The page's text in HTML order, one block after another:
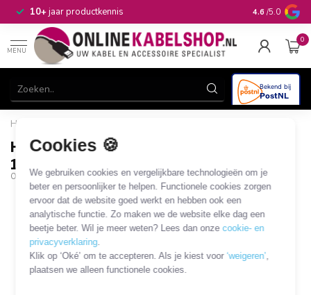
Cookies 🍪
We gebruiken cookies en vergelijkbare technologieën om je
beter en persoonlijker te helpen. Functionele cookies zorgen
ervoor dat de website goed werkt en hebben ook een
analytische functie. Zo maken we de website elke dag een
beetje beter. Wil je meer weten? Lees dan onzecookie- en
privacyverklaring.
Klik op ‘Oké’ om te accepteren. Als je kiest voor ‘weigeren’,
plaatsen we alleen functionele cookies.
10+jaar productkennis 4.6 /5.0
MENU
0
Home
HDMI splitter 1 naar 8 - versie 1.3 (Full HD
1080p)
OKS-52389